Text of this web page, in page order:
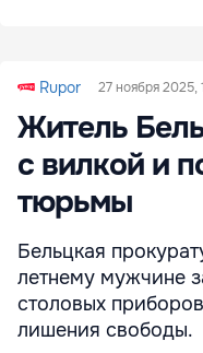
Rupor 27 ноября 2025,
Житель
с вилкой и
тюрьмы
Бельцкая
летнему мужчине
столовых
лишения свободы.